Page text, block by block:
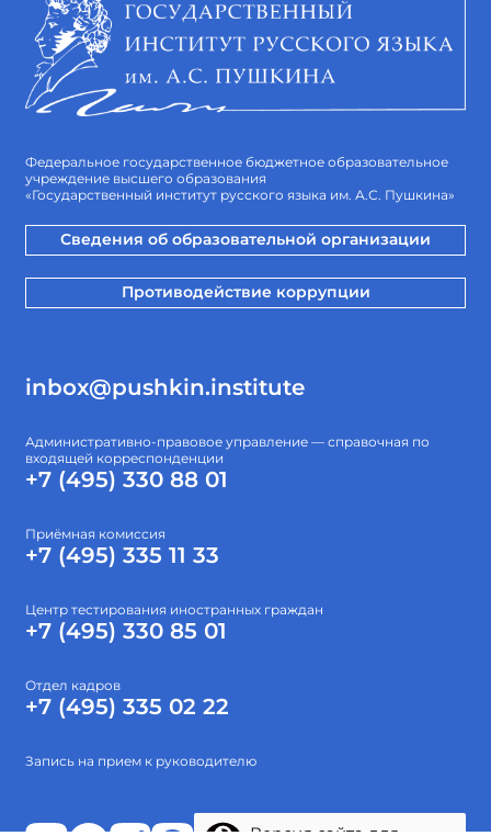
Федеральное государственное бюджетное образовательное
учреждение высшего образования
«Государственный институт русского языка им. А.С. Пушкина»
Сведения об образовательной организации
Противодействие коррупции
inbox@pushkin.institute
Административно-правовое управление — справочная по
входящей корреспонденции
+7 (495) 330 88 01
Приёмная комиссия
+7 (495) 335 11 33
Центр тестирования иностранных граждан
+7 (495) 330 85 01
Отдел кадров
+7 (495) 335 02 22
Запись на прием к руководителю